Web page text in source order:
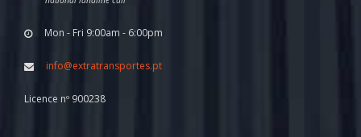
Mon - Fri 9:00am - 6:00pm
info@extratransportes.pt
Licence nº 900238